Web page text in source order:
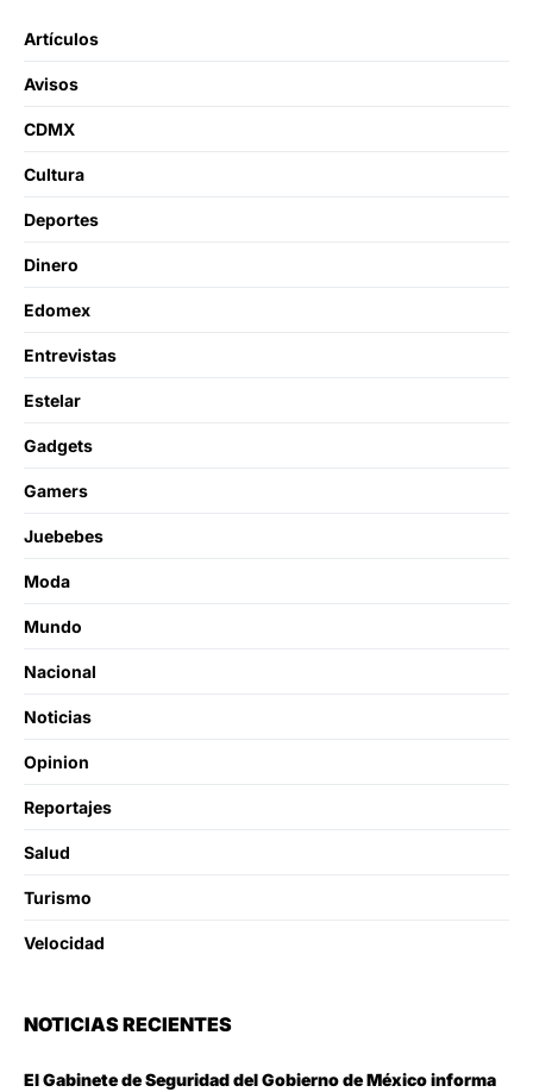
Artículos
Avisos
CDMX
Cultura
Deportes
Dinero
Edomex
Entrevistas
Estelar
Gadgets
Gamers
Juebebes
Moda
Mundo
Nacional
Noticias
Opinion
Reportajes
Salud
Turismo
Velocidad
NOTICIAS RECIENTES
El Gabinete de Seguridad del Gobierno de México informa